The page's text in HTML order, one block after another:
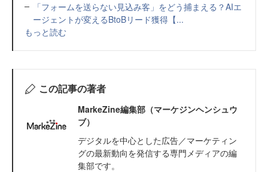
「フォームを送らない見込み客」をどう捕まえる？AIエ
ージェントが変えるBtoBリード獲得【...
もっと読む
この記事の著者
MarkeZine編集部（マーケジンヘンシュウ
ブ）
デジタルを中心とした広告／マーケティン
グの最新動向を発信する専門メディアの編
集部です。